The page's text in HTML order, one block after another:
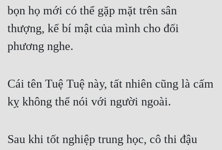
bọn họ mới có thể gặp mặt trên sân
thượng, kể bí mật của mình cho đối
phương nghe.
Cái tên Tuệ Tuệ này, tất nhiên cũng là cấm
kỵ không thể nói với người ngoài.
Sau khi tốt nghiệp trung học, cô thi đậu